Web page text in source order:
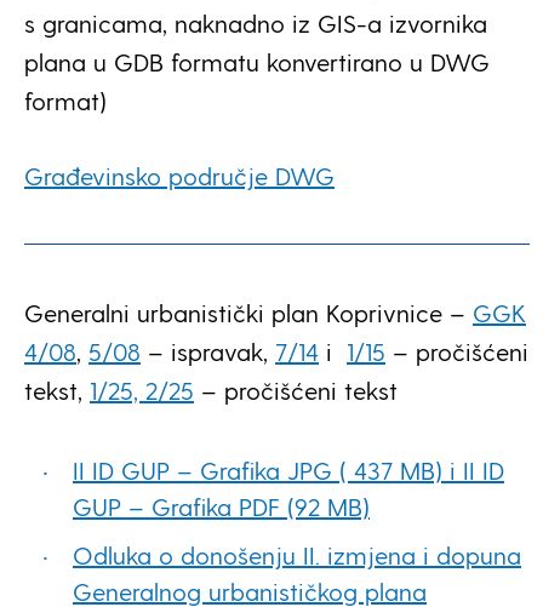
s granicama, naknadno iz GIS-a izvornika
plana u GDB formatu konvertirano u DWG
format)
Građevinsko područje DWG
Generalni urbanistički plan Koprivnice – GGK
4/08, 5/08 – ispravak, 7/14 i 1/15 – pročišćeni
tekst, 1/25, 2/25 – pročišćeni tekst
II ID GUP – Grafika JPG ( 437 MB) i II ID
GUP – Grafika PDF (92 MB)
Odluka o donošenju II. izmjena i dopuna
Generalnog urbanističkog plana